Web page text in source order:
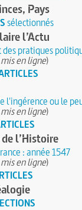
Pays
sélectionnés
l’Actu
pratiques
en ligne)
l'ingérence ou le
en ligne)
l’Histoire
: année 1547
en ligne)